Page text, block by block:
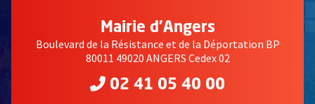
Mairie d'Angers
Boulevard de la Résistance et de la Déportation BP
80011 49020 ANGERS Cedex 02
02 41 05 40 00